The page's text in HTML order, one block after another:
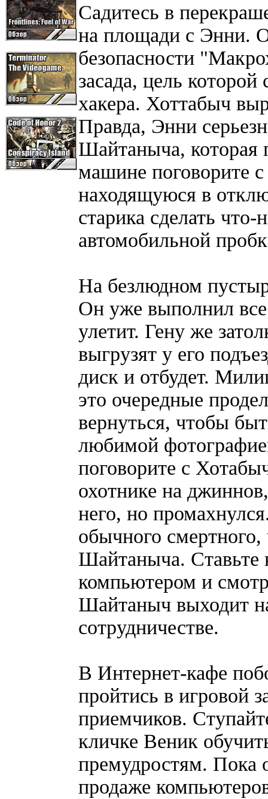
Садитесь в
на площади с Энни.
безопасности
засада, цель
хакера. Хоттабыч
Правда, Энни
Шайтаныча, которая
машине поговорите
находящуюся в
старика сделать
автомобильной
На безлюдном
Он уже выполнил
улетит. Гену же
выгрузят у его
диск и отбудет.
это очередные
вернуться, чтобы
любимой
поговорите с
охотнике на
него, но
обычного смертного,
Шайтаныча. Ставьте
компьютером и
Шайтаныч выходит
сотрудничестве.
В Интернет-кафе
пройтись в игровой
приемчиков.
кличке Веник
премудростям. Пока
продаже